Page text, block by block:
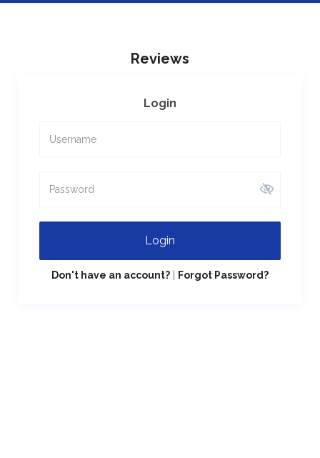
Reviews
Login
Login
Don't have an account? Forgot Password?